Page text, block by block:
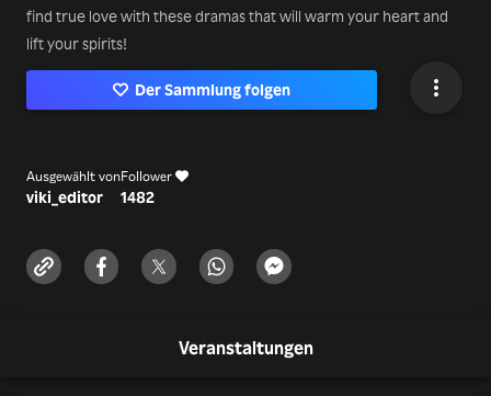
find true love with these dramas that will warm your heart and
lift your spirits!
Der Sammlung folgen
Ausgewählt von
viki_editor
Follower
1482
Veranstaltungen